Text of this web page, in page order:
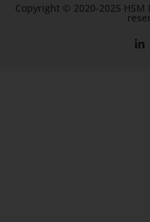
Copyright © 2020-2025